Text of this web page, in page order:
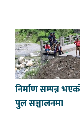
निर्माण सम्पन्न
पुल सञ्चालनमा